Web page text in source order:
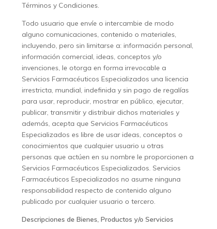
Términos y Condiciones.
Todo usuario que envíe o intercambie de modo
alguno comunicaciones, contenido o materiales,
incluyendo, pero sin limitarse a: información personal,
información comercial, ideas, conceptos y/o
invenciones, le otorga en forma irrevocable a
Servicios Farmacéuticos Especializados una licencia
irrestricta, mundial, indefinida y sin pago de regalías
para usar, reproducir, mostrar en público, ejecutar,
publicar, transmitir y distribuir dichos materiales y
además, acepta que Servicios Farmacéuticos
Especializados es libre de usar ideas, conceptos o
conocimientos que cualquier usuario u otras
personas que actúen en su nombre le proporcionen a
Servicios Farmacéuticos Especializados. Servicios
Farmacéuticos Especializados no asume ninguna
responsabilidad respecto de contenido alguno
publicado por cualquier usuario o tercero.
Descripciones de Bienes, Productos y/o Servicios